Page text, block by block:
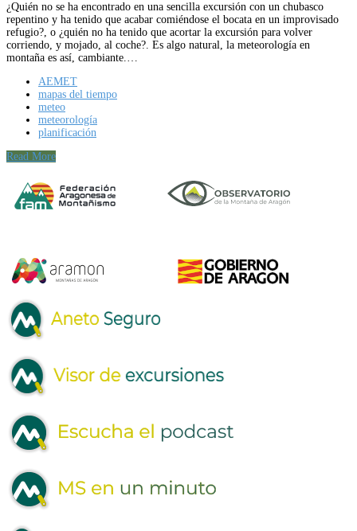
¿Quién no se ha encontrado en una sencilla excursión con un chubasco
repentino y ha tenido que acabar comiéndose el bocata en un improvisado
refugio?, o ¿quién no ha tenido que acortar la excursión para volver
corriendo, y mojado, al coche?. Es algo natural, la meteorología en
montaña es así, cambiante.…
AEMET
mapas del tiempo
meteo
meteorología
planificación
Read More